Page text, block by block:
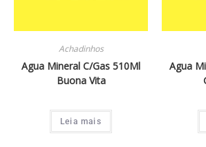
Achadinhos
Agua Mineral C/Gas 510Ml
Buona Vita
Leia mais
Agua